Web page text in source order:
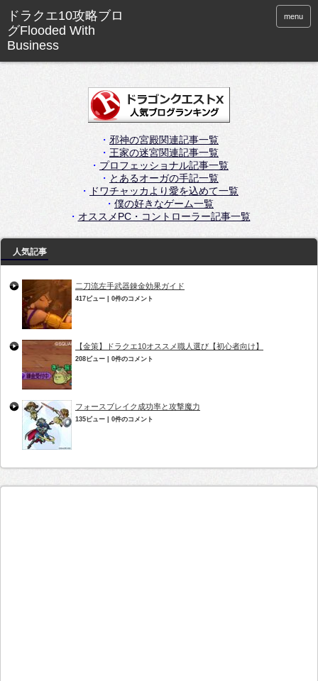
menu
・ 邪神の宮殿関連記事一覧
・ 王家の迷宮関連記事一覧
・ プロフェッショナル記事一覧
・ とあるオーガの手記一覧
・
ドワチャッカより愛を込めて一覧
・ 僕の好きなゲーム一覧
・ オススメPC・コントローラー記事一覧
人気記事
二刀流左手武器錬金効果ガイド
417ビュー 0件のコメント
【金策】ドラクエ10オススメ職人選び【初心者向け】
208ビュー 0件のコメント
フォースブレイク成功率と攻撃魔力
135ビュー 0件のコメント